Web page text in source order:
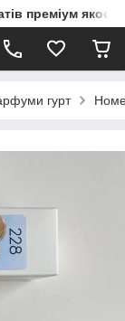
преміум
гурт